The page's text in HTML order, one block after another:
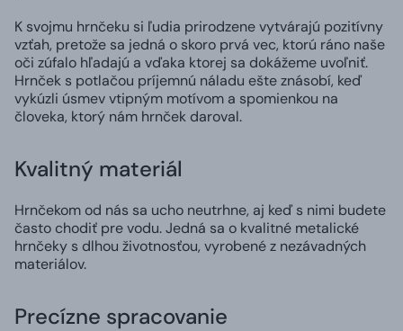
K svojmu hrnčeku si ľudia prirodzene vytvárajú pozitívny
vzťah, pretože sa jedná o skoro prvá vec, ktorú ráno naše
oči zúfalo hľadajú a vďaka ktorej sa dokážeme uvoľniť.
Hrnček s potlačou príjemnú náladu ešte znásobí, keď
vykúzli úsmev vtipným motívom a spomienkou na
človeka, ktorý nám hrnček daroval.
Kvalitný materiál
Hrnčekom od nás sa ucho neutrhne, aj keď s nimi budete
často chodiť pre vodu. Jedná sa o kvalitné metalické
hrnčeky s dlhou životnosťou, vyrobené z nezávadných
materiálov.
Precízne spracovanie